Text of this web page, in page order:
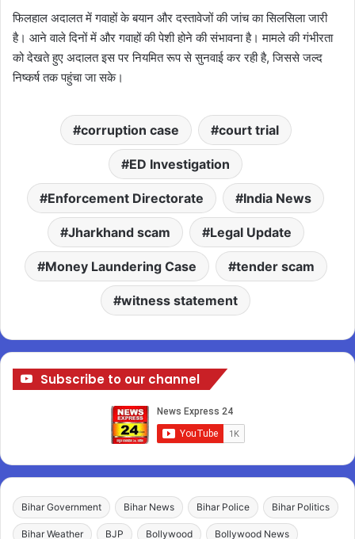
फिलहाल अदालत में गवाहों के बयान और दस्तावेजों की जांच का सिलसिला जारी
है। आने वाले दिनों में और गवाहों की पेशी होने की संभावना है। मामले की गंभीरता
को देखते हुए अदालत इस पर नियमित रूप से सुनवाई कर रही है, जिससे जल्द
निष्कर्ष तक पहुंचा जा सके।
corruption case court trial
ED Investigation
Enforcement Directorate India News
Jharkhand scam Legal Update
Money Laundering Case tender scam
witness statement
Subscribe to our channel
Bihar Government Bihar News Bihar Police Bihar Politics
Bihar Weather BJP Bollywood Bollywood News